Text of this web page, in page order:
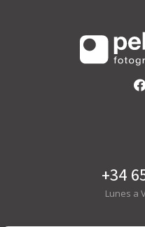
+34
Lunes a